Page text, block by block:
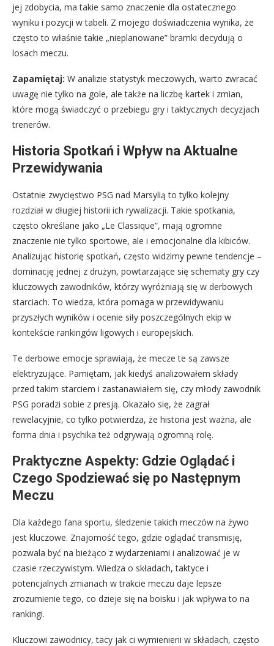
jej zdobycia, ma takie samo znaczenie dla ostatecznego
wyniku i pozycji w tabeli. Z mojego doświadczenia wynika, że
często to właśnie takie „nieplanowane” bramki decydują o
losach meczu.
Zapamiętaj: W analizie statystyk meczowych, warto zwracać
uwagę nie tylko na gole, ale także na liczbę kartek i zmian,
które mogą świadczyć o przebiegu gry i taktycznych decyzjach
trenerów.
Historia Spotkań i Wpływ na Aktualne
Przewidywania
Ostatnie zwycięstwo PSG nad Marsylią to tylko kolejny
rozdział w długiej historii ich rywalizacji. Takie spotkania,
często określane jako „Le Classique”, mają ogromne
znaczenie nie tylko sportowe, ale i emocjonalne dla kibiców.
Analizując historię spotkań, często widzimy pewne tendencje –
dominację jednej z drużyn, powtarzające się schematy gry czy
kluczowych zawodników, którzy wyróżniają się w derbowych
starciach. To wiedza, która pomaga w przewidywaniu
przyszłych wyników i ocenie siły poszczególnych ekip w
kontekście rankingów ligowych i europejskich.
Te derbowe emocje sprawiają, że mecze te są zawsze
elektryzujące. Pamiętam, jak kiedyś analizowałem składy
przed takim starciem i zastanawiałem się, czy młody zawodnik
PSG poradzi sobie z presją. Okazało się, że zagrał
rewelacyjnie, co tylko potwierdza, że historia jest ważna, ale
forma dnia i psychika też odgrywają ogromną rolę.
Praktyczne Aspekty: Gdzie Oglądać i
Czego Spodziewać się po Następnym
Meczu
Dla każdego fana sportu, śledzenie takich meczów na żywo
jest kluczowe. Znajomość tego, gdzie oglądać transmisję,
pozwala być na bieżąco z wydarzeniami i analizować je w
czasie rzeczywistym. Wiedza o składach, taktyce i
potencjalnych zmianach w trakcie meczu daje lepsze
zrozumienie tego, co dzieje się na boisku i jak wpływa to na
rankingi.
Kluczowi zawodnicy, tacy jak ci wymienieni w składach, często